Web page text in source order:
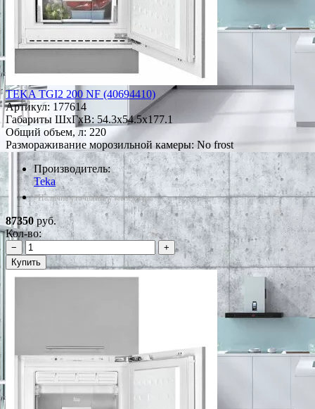
TEKA TGI2 200 NF (40694410)
Артикул: 177614
Габариты ШxГxВ: 54.3x54.5x177.1
Общий объем, л: 220
Размораживание морозильной камеры: No frost
Производитель:
Teka
*Наличие уточняйте у менеджера
87350руб.
Кол-во:
−
+
Купить